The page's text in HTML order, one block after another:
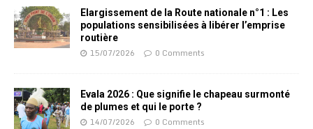
Elargissement de la Route nationale n°1 : Les
populations sensibilisées à libérer l’emprise
routière
15/07/2026 0 Comments
Evala 2026 : Que signifie le chapeau surmonté
de plumes et qui le porte ?
14/07/2026 0 Comments